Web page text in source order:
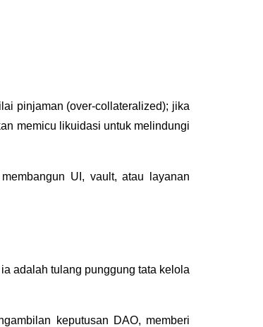
pinjaman (over-collateralized); jika
memicu likuidasi untuk melindungi
UI, vault, atau layanan
adalah tulang punggung tata kelola
keputusan DAO, memberi